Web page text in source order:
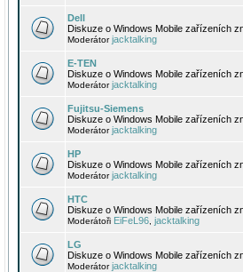
Dell
Diskuze o Windows Mobile zařízeních
Moderátorjacktalking
E-TEN
Diskuze o Windows Mobile zařízeních
Moderátorjacktalking
Fujitsu-Siemens
Diskuze o Windows Mobile zařízeních
Moderátorjacktalking
HP
Diskuze o Windows Mobile zařízeních
Moderátorjacktalking
HTC
Diskuze o Windows Mobile zařízeních
Moderátoři EiFeL96 jacktalking
LG
Diskuze o Windows Mobile zařízeních
Moderátorjacktalking